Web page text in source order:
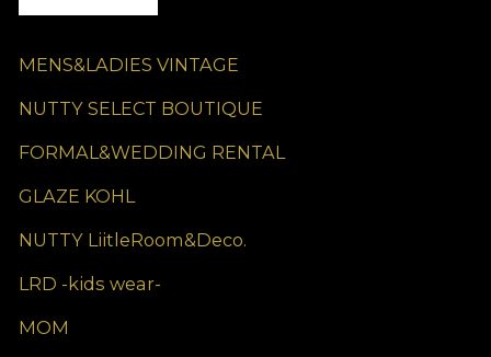
MENS&LADIES VINTAGE
NUTTY SELECT BOUTIQUE
FORMAL&WEDDING RENTAL
GLAZE KOHL
NUTTY LiitleRoom&Deco.
LRD -kids wear-
MOM